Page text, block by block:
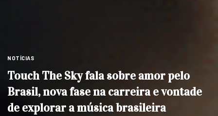
NOTÍCIAS
Touch The Sky fala sobre amor pelo
Brasil, nova fase na carreira e vontade
de explorar a música brasileira